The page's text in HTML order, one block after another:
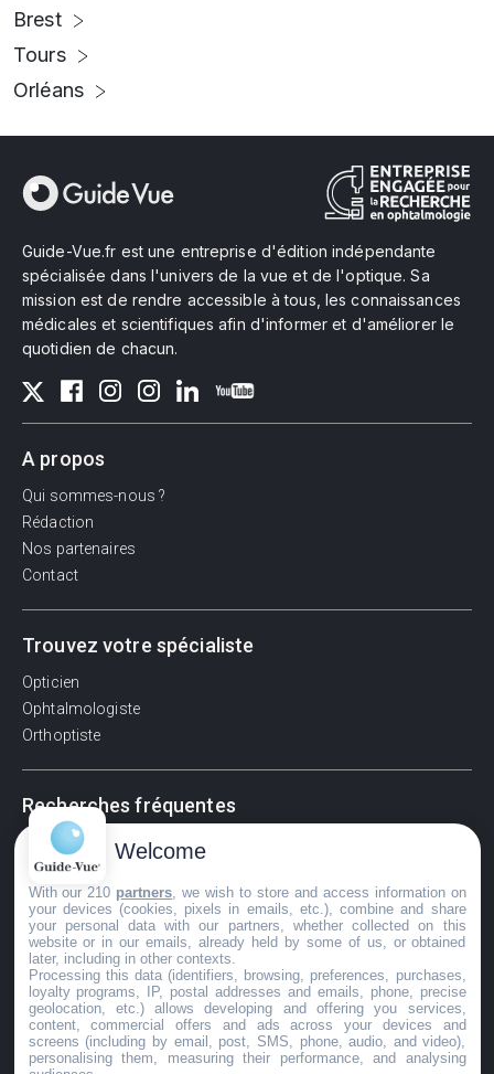
Brest
Tours
Orléans
Guide-Vue.fr est une entreprise d'édition indépendante
spécialisée dans l'univers de la vue et de l'optique. Sa
mission est de rendre accessible à tous, les connaissances
médicales et scientifiques afin d'informer et d'améliorer le
quotidien de chacun.
A propos
Qui sommes-nous ?
Rédaction
Nos partenaires
Contact
Trouvez votre spécialiste
Opticien
Ophtalmologiste
Orthoptiste
Recherches fréquentes
Pathologies adultes
Signes d'une urgence ophtalmologique
La vision
Acuité visuelle
Myosis / mydriase
Œdème oculaire
©GuideVue2024
Welcome
With our 210 partners , we wish to store and access information on
your devices (cookies, pixels in emails, etc.), combine and share
your personal data with our partners, whether collected on this
website or in our emails, already held by some of us, or obtained
later, including in other contexts.
Processing this data (identifiers, browsing, preferences, purchases,
loyalty programs, IP, postal addresses and emails, phone, precise
geolocation, etc.) allows developing and offering you services,
content, commercial offers and ads across your devices and
screens (including by email, post, SMS, phone, audio, and video),
personalising them, measuring their performance, and analysing